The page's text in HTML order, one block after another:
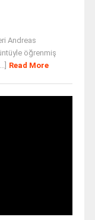
Andreas
öğrenmiş
Read More